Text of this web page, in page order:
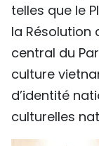
telles que le
la Résolution
central du
culture
d’identité
culturelles